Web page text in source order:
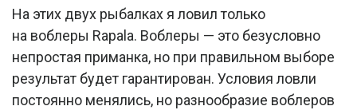
На этих двух рыбалках я ловил только
на воблеры Rapala. Воблеры — это безусловно
непростая приманка, но при правильном выборе
результат будет гарантирован. Условия ловли
постоянно менялись, но разнообразие воблеров